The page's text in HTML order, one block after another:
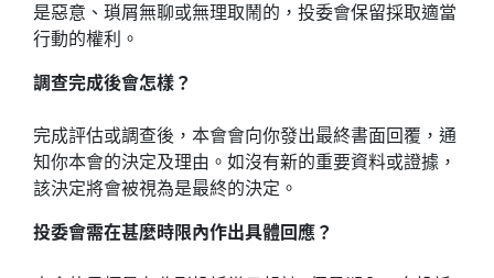
是惡意、瑣屑無聊或無理取鬧的，投委會保留採取適當
行動的權利。
調查完成後會怎樣？
完成評估或調查後，本會會向你發出最終書面回覆，通
知你本會的決定及理由。如沒有新的重要資料或證據，
該決定將會被視為是最終的決定。
投委會需在甚麼時限內作出具體回應？